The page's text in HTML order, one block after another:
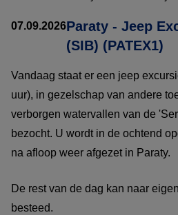
07.09.2026Paraty - Jeep
(SIB) (PATEX1)
Vandaag staat er een jeep
uur), in gezelschap van andere
verborgen watervallen van de
bezocht. U wordt in de ochtend
na afloop weer afgezet in Paraty.
De rest van de dag kan naar
besteed.